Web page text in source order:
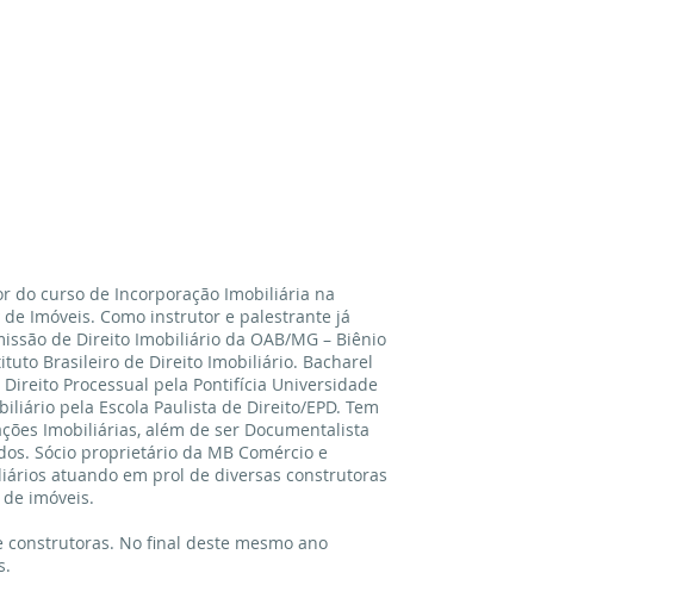
do curso de Incorporação Imobiliária na
Imóveis. Como instrutor e palestrante já
de Direito Imobiliário da OAB/MG – Biênio
Brasileiro de Direito Imobiliário. Bacharel
Processual pela Pontifícia Universidade
pela Escola Paulista de Direito/EPD. Tem
Imobiliárias, além de ser Documentalista
Sócio proprietário da MB Comércio e
atuando em prol de diversas construtoras
imóveis.
No final deste mesmo ano